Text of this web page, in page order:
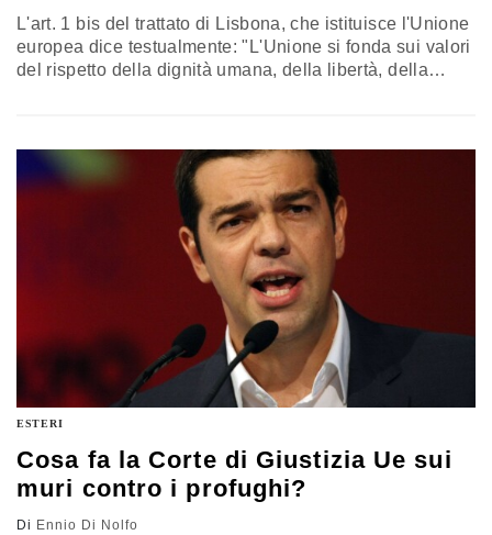
L'art. 1 bis del trattato di Lisbona, che istituisce l'Unione
europea dice testualmente: "L'Unione si fonda sui valori
del rispetto della dignità umana, della libertà, della
agli Stati membri in una società caratterizzata dal
pluralismo, dalla non…
ESTERI
Cosa fa la Corte di Giustizia Ue sui
muri contro i profughi?
Di Ennio Di Nolfo